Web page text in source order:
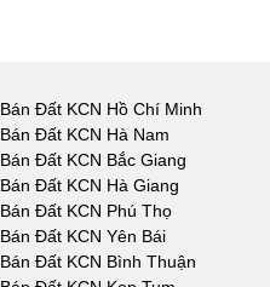
Bán Đất KCN Hồ Chí Minh
Bán Đất KCN Hà Nam
Bán Đất KCN Bắc Giang
Bán Đất KCN Hà Giang
Bán Đất KCN Phú Thọ
Bán Đất KCN Yên Bái
Bán Đất KCN Bình Thuận